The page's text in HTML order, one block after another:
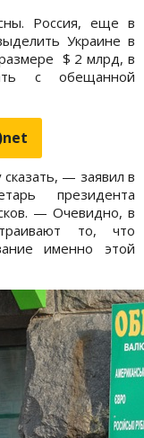
Россия, еще в
Украине в
$ 2 млрд, в
с обещанной
— заявил в
президента
— Очевидно, в
то, что
именно этой